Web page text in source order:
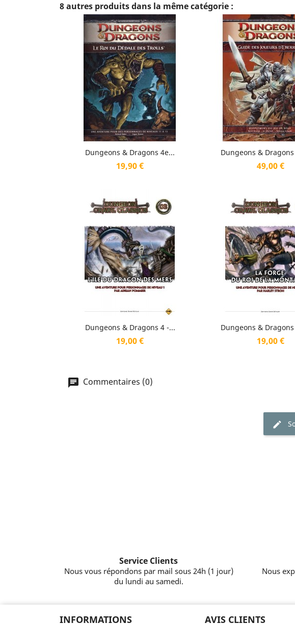
8 autres produits dans la même catégorie :
Dungeons & Dragons 4e...
Prix
19,90 €
Aperçu rapide Dungeons &
Prix
49,00 €
Aperçu
Dungeons & Dragons 4 -...
Prix
19,00 €
Aperçu rapide Dungeons & Dragons
Prix
19,00 €
Aperçu
Commentaires (0)
Service Clients
Nous vous répondons par mail sous 24h (1 jour)
du lundi au samedi.
Nous
INFORMATIONS AVIS CLIENTS